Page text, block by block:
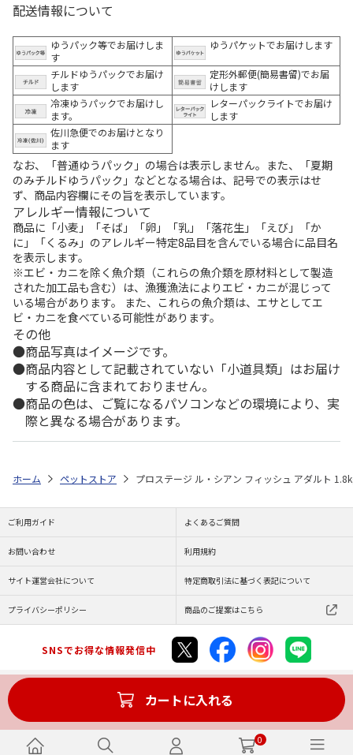
0
配送情報について
ゆうパック等でお届けしま
す
ゆうパケットでお届けします
チルドゆうパックでお届け
します
定形外郵便(簡易書留)でお届
けします
冷凍ゆうパックでお届けし
ます。
レターパックライトでお届け
します
佐川急便でのお届けとなり
ます
なお、「普通ゆうパック」の場合は表示しません。また、「夏期
のみチルドゆうパック」などとなる場合は、記号での表示はせ
ず、商品内容欄にその旨を表示しています。
アレルギー情報について
商品に「小麦」「そば」「卵」「乳」「落花生」「えび」「か
に」「くるみ」のアレルギー特定8品目を含んでいる場合に品目名
を表示します。
※エビ・カニを除く魚介類（これらの魚介類を原材料として製造
された加工品も含む）は、漁獲漁法によりエビ・カニが混じって
いる場合があります。 また、これらの魚介類は、エサとしてエ
ビ・カニを食べている可能性があります。
その他
商品写真はイメージです。
商品内容として記載されていない「小道具類」はお届け
する商品に含まれておりません。
商品の色は、ご覧になるパソコンなどの環境により、実
際と異なる場合があります。
カートに入れる
ホーム ペットストア プロステージ ル・シアン フィッシュ アダルト
ご利用ガイド よくあるご質問
お問い合わせ 利用規約
サイト運営会社について 特定商取引法に基づく表記について
プライバシーポリシー 商品のご提案はこちら
SNSでお得な情報発信中